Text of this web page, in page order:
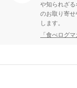
や知られざ
のお取り寄
します。
「食べログ